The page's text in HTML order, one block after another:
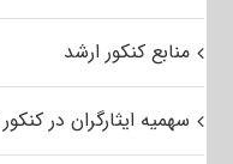
منابع کنکور ارشد
سهمیه ایثارگران در